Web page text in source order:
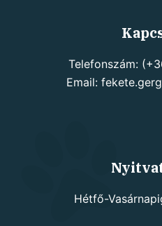
Telefonszám:
Email:
Hétfő-